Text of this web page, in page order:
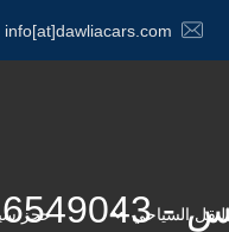
info[at]dawliacars.com
السياحي حجز كار